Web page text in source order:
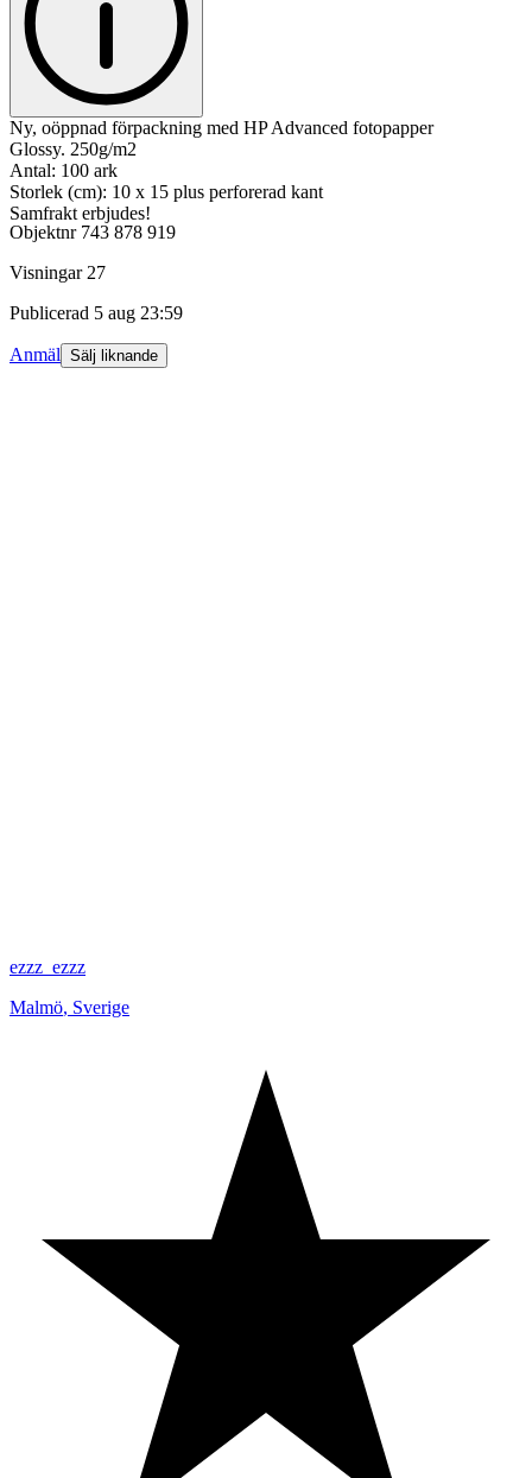
Ny, oöppnad förpackning med HP Advanced fotopapper
Glossy. 250g/m2
Antal: 100 ark
Storlek (cm): 10 x 15 plus perforerad kant
Samfrakt erbjudes!
Objektnr 743 878 919
Visningar 27
Publicerad 5 aug 23:59
Anmäl Sälj liknande
ezzz_ezzz
Malmö, Sverige